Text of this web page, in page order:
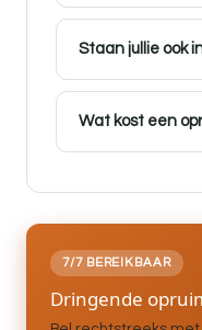
Staan jullie ook
Wat kost een
7/7 BEREIKBAAR
Dringende